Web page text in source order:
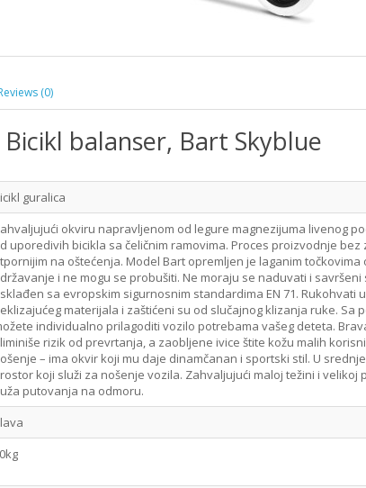
(0)
Bicikl balanser, Bart Skyblue
guralica
okviru napravljenom od legure magnezijuma livenog
uporedivih bicikla sa čeličnim ramovima. Proces proizvodnje
na oštećenja. Model Bart opremljen je laganim točkovima
i ne mogu se probušiti. Ne moraju se naduvati i
sa evropskim sigurnosnim standardima EN 71. Rukohvati
materijala i zaštićeni su od slučajnog klizanja ruke. Sa
individualno prilagoditi vozilo potrebama vašeg deteta.
rizik od prevrtanja, a zaobljene ivice štite kožu malih
– ima okvir koji mu daje dinamčanan i sportski stil. U
koji služi za nošenje vozila. Zahvaljujući maloj težini i velikoj
putovanja na odmoru.